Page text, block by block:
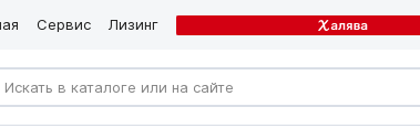
Сервис Лизинг